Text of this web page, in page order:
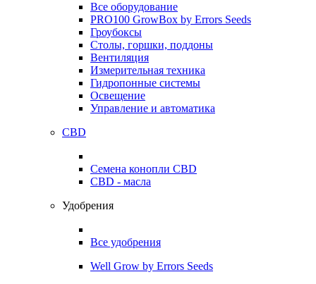
Все оборудование
PRO100 GrowBox by Errors Seeds
Гроубоксы
Столы, горшки, поддоны
Вентиляция
Измерительная техника
Гидропонные системы
Освещение
Управление и автоматика
CBD
Семена конопли CBD
CBD - масла
Удобрения
Все удобрения
Well Grow by Errors Seeds